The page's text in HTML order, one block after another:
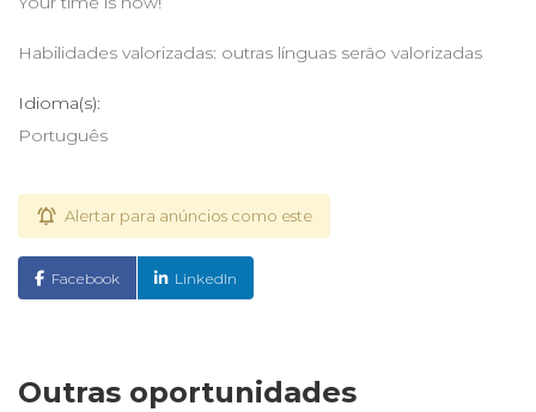
Habilidades valorizadas: outras línguas serão valorizadas
Idioma(s):
Português
Alertar para anúncios como este
Facebook LinkedIn
Outras oportunidades